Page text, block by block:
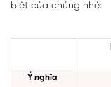
biệt của chúng nhé:
Ý nghĩa